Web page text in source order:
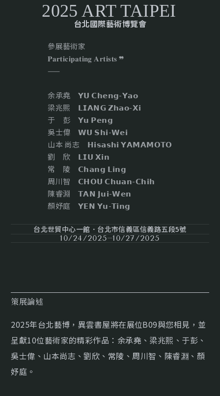
2025 ART TAIPEI
台北國際藝術博覽會
參展藝術家
𝐏𝐚𝐫𝐭𝐢𝐜𝐢𝐩𝐚𝐭𝐢𝐧𝐠 𝐀𝐫𝐭𝐢𝐬𝐭𝐬 ❞
——
余承堯 𝗬𝗨 𝗖𝗵𝗲𝗻𝗴-𝗬𝗮𝗼
梁兆熙 𝗟𝗜𝗔𝗡𝗚 𝗭𝗵𝗮𝗼-𝗫𝗶
于 彭 𝗬𝘂 𝗣𝗲𝗻𝗴
吳士偉 𝗪𝗨 𝗦𝗵𝗶-𝗪𝗲𝗶
山本 尚志 𝗛𝗶𝘀𝗮𝘀𝗵𝗶 𝗬𝗔𝗠𝗔𝗠𝗢𝗧𝗢
劉 欣 𝗟𝗜𝗨 𝗫𝗶𝗻
常 陵 𝗖𝗵𝗮𝗻𝗴 𝗟𝗶𝗻𝗴
周川智 𝗖𝗛𝗢𝗨 𝗖𝗵𝘂𝗮𝗻-𝗖𝗵𝗶𝗵
陳睿淵 𝗧𝗔𝗡 𝗝𝘂𝗶-𝗪𝗲𝗻
顏妤庭 𝗬𝗘𝗡 𝗬𝘂-𝗧𝗶𝗻𝗴
台北世貿中心一館．台北市信義區信義路五段5號
10/24/2025 10/27/2025
策展論述
2025年台北藝博，異雲書屋將在展位B09與您相見，並
呈獻10位藝術家的精彩作品：余承堯、梁兆熙、于彭、
吳士偉、山本尚志、劉欣、常陵、周川智、陳睿淵、顏
妤庭。